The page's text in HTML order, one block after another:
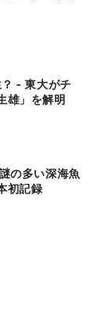
雄」を解明
の多い深海魚
初記録